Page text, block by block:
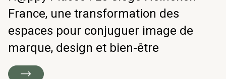
France, une transformation des
espaces pour conjuguer image de
marque, design et bien-être